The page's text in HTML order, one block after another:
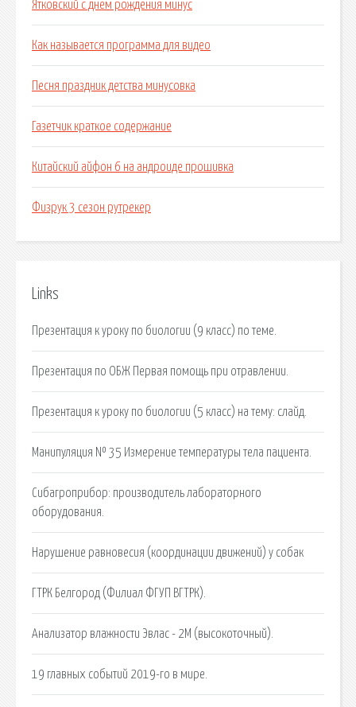
Ятковский с днем рождения минус
Как называется программа для видео
Песня праздник детства минусовка
Газетчик краткое содержание
Китайский айфон 6 на андроиде прошивка
Физрук 3 сезон рутрекер
Links
Презентация к уроку по биологии (9 класс) по теме.
Презентация по ОБЖ Первая помощь при отравлении.
Презентация к уроку по биологии (5 класс) на тему: слайд.
Манипуляция № 35 Измерение температуры тела пациента.
Сибагроприбор: производитель лабораторного
оборудования.
Нарушение равновесия (координации движений) у собак
ГТРК Белгород (Филиал ФГУП ВГТРК).
Анализатор влажности Эвлас - 2М (высокоточный).
19 главных событий 2019-го в мире.